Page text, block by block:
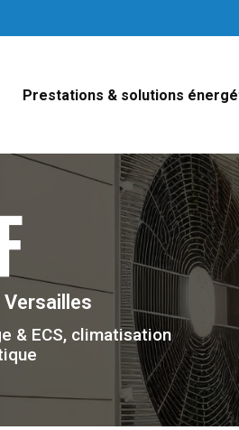
Prestations & solutions
Installation système de chauffage
Installation de système de
Installation de solutions d’eau
Installation de système de
Versailles
& ECS, climatisation